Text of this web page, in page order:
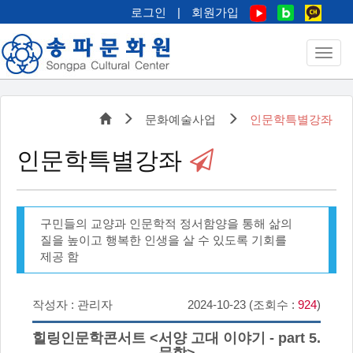
로그인 | 회원가입
문화예술사업 인문학특별강좌
인문학특별강좌
구민들의 교양과 인문학적 정서함양을 통해 삶의
질을 높이고 행복한 인생을 살 수 있도록 기회를
제공 함
작성자 : 관리자 2024-10-23 (조회수 : 924)
힐링인문학콘서트 <서양 고대 이야기 - part 5.